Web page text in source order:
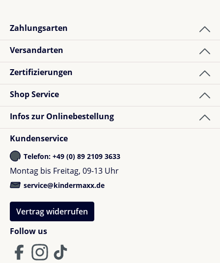
Zahlungsarten
Versandarten
Zertifizierungen
Follow us
Shop Service
Infos zur Onlinebestellung
Kundenservice
Telefon: +49 (0) 89 2109 3633
Montag bis Freitag, 09-13 Uhr
service@kindermaxx.de
Vertrag widerrufen